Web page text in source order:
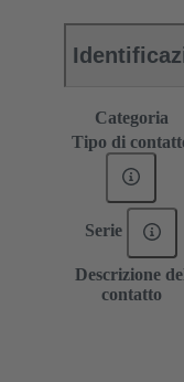
Categoria
Tipo di
Serie
Descrizione
contatto